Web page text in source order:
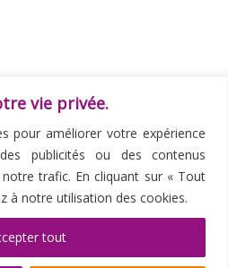
vie privée.
pour améliorer votre expérience
publicités ou des contenus
trafic. En cliquant sur « Tout
à notre utilisation des cookies.
tout
RETOUR À LA LISTE DES LETTRE D’INFO DE L’ERENA BORDEAUX – MAI 2022
et Francophone de Psycho-
sont réservés -